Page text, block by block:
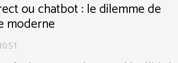
ou chatbot : le dilemme de
moderne